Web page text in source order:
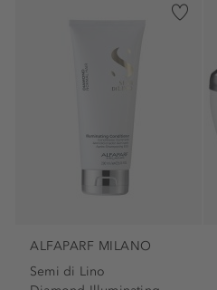
ALFAPARF MILANO
Semi di Lino